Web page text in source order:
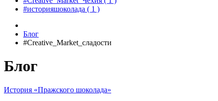
#историяшоколада ( 1 )
Блог
#Creative_Market_сладости
Блог
История «Пражского шоколада»